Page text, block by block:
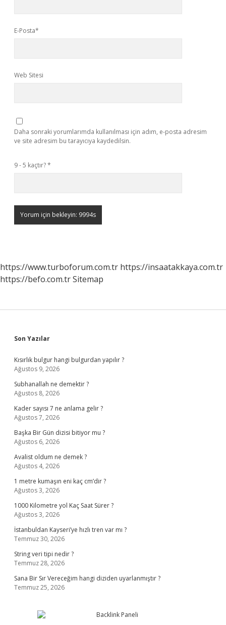
E-Posta*
Web Sitesi
Daha sonraki yorumlarımda kullanılması için adım, e-posta adresim
ve site adresim bu tarayıcıya kaydedilsin.
9 - 5 kaçtır?*
https://www.turboforum.com.tr https://insaatakkaya.com.tr
https://befo.com.trSitemap
Sidebar
Son Yazılar
Kısırlık bulgur hangi bulgurdan yapılır ?
Ağustos 9, 2026
Subhanallah ne demektir ?
Ağustos 8, 2026
Kader sayısı 7 ne anlama gelir ?
Ağustos 7, 2026
Başka Bir Gün dizisi bitiyor mu ?
Ağustos 6, 2026
Avalist oldum ne demek ?
Ağustos 4, 2026
1 metre kumaşın eni kaç cm’dir ?
Ağustos 3, 2026
1000 Kilometre yol Kaç Saat Sürer ?
Ağustos 3, 2026
İstanbuldan Kayseri’ye hızlı tren var mı ?
Temmuz 30, 2026
String veri tipi nedir ?
Temmuz 28, 2026
Sana Bir Sır Vereceğim hangi diziden uyarlanmıştır ?
Temmuz 25, 2026